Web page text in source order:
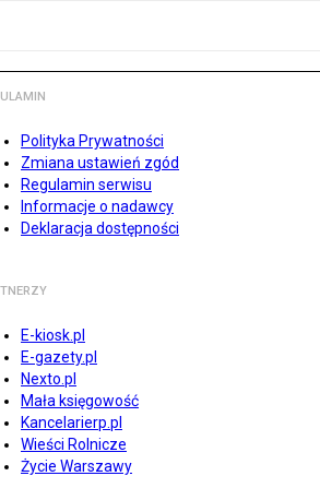
Polityka Prywatności
Zmiana ustawień zgód
Regulamin serwisu
Informacje o nadawcy
Deklaracja dostępności
E-kiosk.pl
E-gazety.pl
Nexto.pl
Mała księgowość
Kancelarierp.pl
Wieści Rolnicze
Życie Warszawy